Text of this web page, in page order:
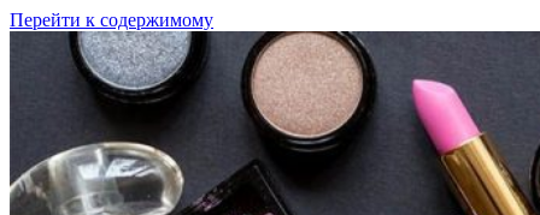
Перейти к содержимому